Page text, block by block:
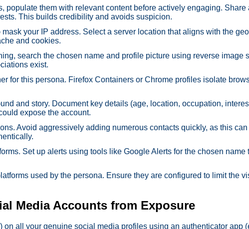
populate them with relevant content before actively engaging.
This builds credibility and avoids suspicion.
your IP address. Select a server location that aligns with the
and cookies.
search the chosen name and profile picture using reverse image
exist.
for this persona. Firefox Containers or Chrome profiles isolate
and story. Document key details (age, location, occupation,
expose the account.
Avoid aggressively adding numerous contacts quickly, as this
Set up alerts using tools like Google Alerts for the chosen name
used by the persona. Ensure they are configured to limit the
Media Accounts from Exposure
on all your genuine social media profiles using an authenticator app